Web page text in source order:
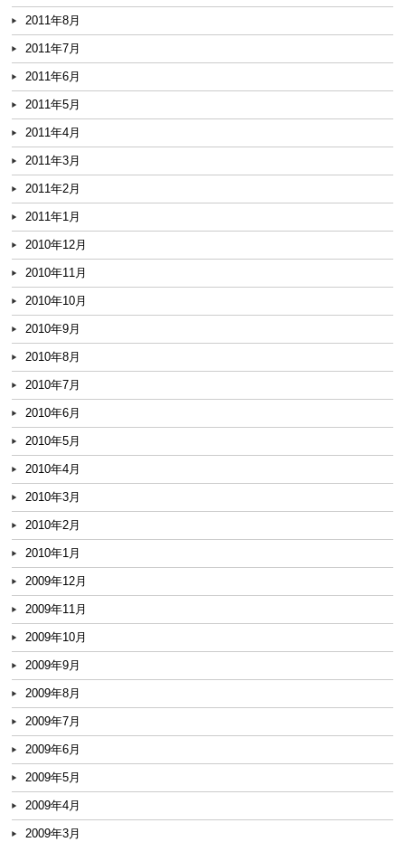
2011年8月
2011年7月
2011年6月
2011年5月
2011年4月
2011年3月
2011年2月
2011年1月
2010年12月
2010年11月
2010年10月
2010年9月
2010年8月
2010年7月
2010年6月
2010年5月
2010年4月
2010年3月
2010年2月
2010年1月
2009年12月
2009年11月
2009年10月
2009年9月
2009年8月
2009年7月
2009年6月
2009年5月
2009年4月
2009年3月